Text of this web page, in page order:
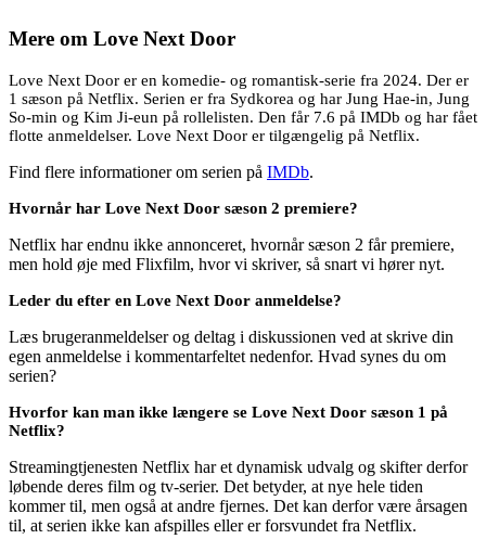
Mere om Love Next Door
Love Next Door er en komedie- og romantisk-serie fra 2024. Der er
1 sæson på Netflix. Serien er fra Sydkorea og har Jung Hae-in, Jung
So-min og Kim Ji-eun på rollelisten. Den får 7.6 på IMDb og har fået
flotte anmeldelser. Love Next Door er tilgængelig på Netflix.
Find flere informationer om serien på IMDb.
Hvornår har Love Next Door sæson 2 premiere?
Netflix har endnu ikke annonceret, hvornår sæson 2 får premiere,
men hold øje med Flixfilm, hvor vi skriver, så snart vi hører nyt.
Leder du efter en Love Next Door anmeldelse?
Læs brugeranmeldelser og deltag i diskussionen ved at skrive din
egen anmeldelse i kommentarfeltet nedenfor. Hvad synes du om
serien?
Hvorfor kan man ikke længere se Love Next Door sæson 1 på
Netflix?
Streamingtjenesten Netflix har et dynamisk udvalg og skifter derfor
løbende deres film og tv-serier. Det betyder, at nye hele tiden
kommer til, men også at andre fjernes. Det kan derfor være årsagen
til, at serien ikke kan afspilles eller er forsvundet fra Netflix.